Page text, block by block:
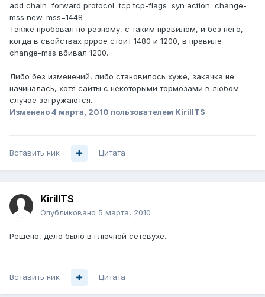
add chain=forward protocol=tcp tcp-flags=syn action=change-
mss new-mss=1448
Также пробовал по разному, с таким правилом, и без него,
когда в свойствах pppoe стоит 1480 и 1200, в правиле
change-mss вбивал 1200.
Либо без изменений, либо становилось хуже, закачка не
начиналась, хотя сайты с некоторыми тормозами в любом
случае загружаются...
Изменено4 марта, 2010 пользователем KirillTS
Вставить ник Цитата
KirillTS
Опубликовано 5 марта, 2010
Решено, дело было в глючной сетевухе...
Вставить ник Цитата